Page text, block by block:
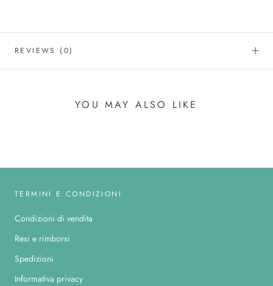
REVIEWS (0)
YOU MAY ALSO LIKE
TERMINI E CONDIZIONI
Condizioni di vendita
Resi e rimborsi
Spedizioni
Informativa privacy